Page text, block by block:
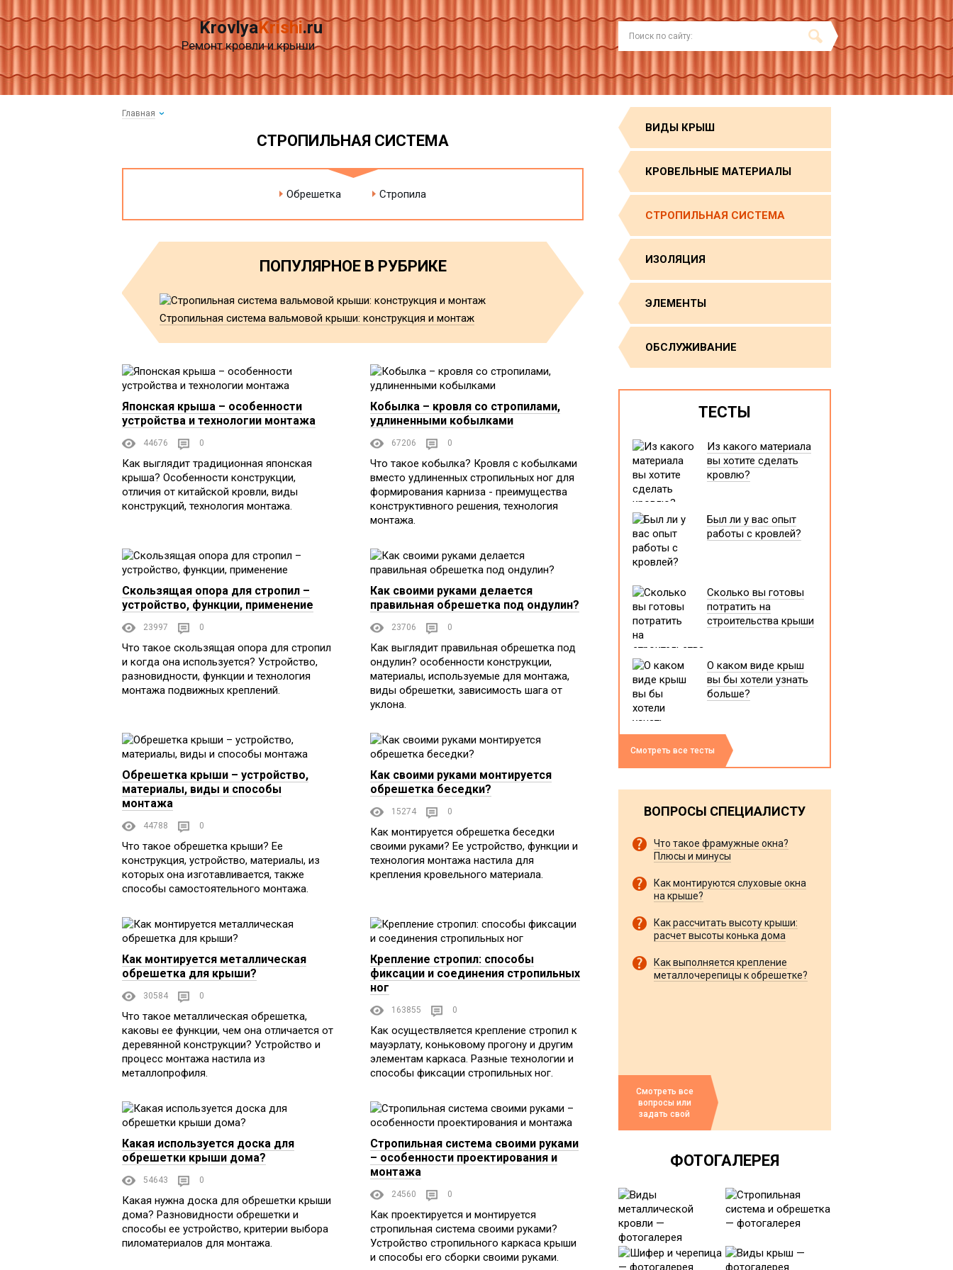
KrovlyaKrishi.ru
Ремонт кровли и крыши
Главная
СТРОПИЛЬНАЯ СИСТЕМА
Обрешетка Стропила
ПОПУЛЯРНОЕ В РУБРИКЕ
Стропильная система вальмовой крыши: конструкция и монтаж
Японская крыша – особенности
устройства и технологии монтажа
44676 0
Как выглядит традиционная японская
крыша? Особенности конструкции,
отличия от китайской кровли, виды
конструкций, технология монтажа.
Кобылка – кровля со стропилами,
удлиненными кобылками
67206 0
Что такое кобылка? Кровля с кобылками
вместо удлиненных стропильных ног для
формирования карниза - преимущества
конструктивного решения, технология
монтажа.
Скользящая опора для стропил –
устройство, функции, применение
23997 0
Что такое скользящая опора для стропил
и когда она используется? Устройство,
разновидности, функции и технология
монтажа подвижных креплений.
Как своими руками делается
правильная обрешетка под ондулин?
23706 0
Как выглядит правильная обрешетка под
ондулин? особенности конструкции,
материалы, используемые для монтажа,
виды обрешетки, зависимость шага от
уклона.
Обрешетка крыши – устройство,
материалы, виды и способы
монтажа
44788 0
Что такое обрешетка крыши? Ее
конструкция, устройство, материалы, из
которых она изготавливается, также
способы самостоятельного монтажа.
Как своими руками монтируется
обрешетка беседки?
15274 0
Как монтируется обрешетка беседки
своими руками? Ее устройство, функции и
технология монтажа настила для
крепления кровельного материала.
Как монтируется металлическая
обрешетка для крыши?
30584 0
Что такое металлическая обрешетка,
каковы ее функции, чем она отличается от
деревянной конструкции? Устройство и
процесс монтажа настила из
металлопрофиля.
Крепление стропил: способы
фиксации и соединения стропильных
ног
163855 0
Как осуществляется крепление стропил к
мауэрлату, коньковому прогону и другим
элементам каркаса. Разные технологии и
способы фиксации стропильных ног.
Какая используется доска для
обрешетки крыши дома?
54643 0
Какая нужна доска для обрешетки крыши
дома? Разновидности обрешетки и
способы ее устройство, критерии выбора
пиломатериалов для монтажа.
Стропильная система своими руками
– особенности проектирования и
монтажа
24560 0
Как проектируется и монтируется
стропильная система своими руками?
Устройство стропильного каркаса крыши
и способы его сборки своими руками.
ВИДЫ КРЫШ
КРОВЕЛЬНЫЕ МАТЕРИАЛЫ
СТРОПИЛЬНАЯ СИСТЕМА
ИЗОЛЯЦИЯ
ЭЛЕМЕНТЫ
ОБСЛУЖИВАНИЕ
ТЕСТЫ
Из какого материала
вы хотите сделать
кровлю?
Был ли у вас опыт
работы с кровлей?
Сколько вы готовы
потратить на
строительства крыши
О каком виде крыш
вы бы хотели узнать
больше?
Смотреть все тесты
ВОПРОСЫ СПЕЦИАЛИСТУ
Что такое фрамужные окна?
Плюсы и минусы
Как монтируются слуховые окна
на крыше?
Как рассчитать высоту крыши:
расчет высоты конька дома
Как выполняется крепление
металлочерепицы к обрешетке?
Смотреть все
вопросы или
задать свой
ФОТОГАЛЕРЕЯ